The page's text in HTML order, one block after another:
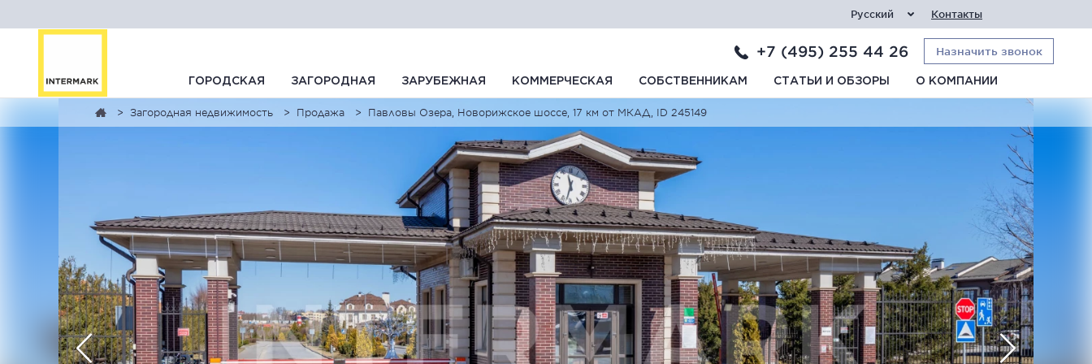
Русский Контакты
+7 (495) 255 44 26 Назначить звонок
ГОРОДСКАЯ ЗАГОРОДНАЯ ЗАРУБЕЖНАЯ КОММЕРЧЕСКАЯ СОБСТВЕННИКАМ СТАТЬИ И ОБЗОРЫ О КОМПАНИИ
Загородная недвижимость Продажа Павловы Озера, Новорижское шоссе, 17 км от МКАД, ID 245149